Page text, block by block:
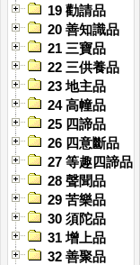
19 勸請品
20 善知識品
21 三寶品
22 三供養品
23 地主品
24 高幢品
25 四諦品
26 四意斷品
27 等趣四諦品
28 聲聞品
29 苦樂品
30 須陀品
31 增上品
32 善聚品